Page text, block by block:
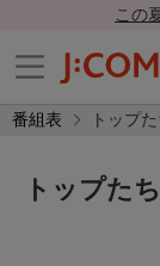
この
番組表 トップ
トップた